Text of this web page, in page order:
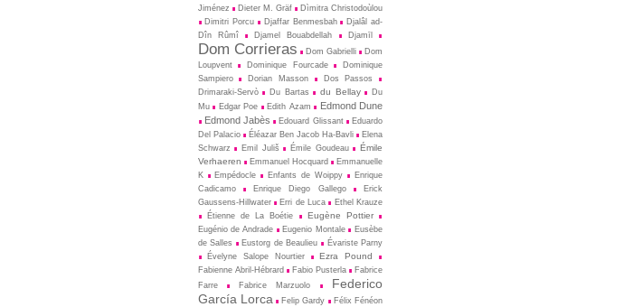
Jiménez
Dieter M. Gräf
Dìmitra Christodoùlou
Dimitri Porcu
Djaffar Benmesbah
Djalâl ad-
Dîn Rûmî
Djamel Bouabdellah Djamīl
Dom Corrieras Dom Gabrielli
Dom
Loupvent
Dominique Fourcade
Dominique
Sampiero
Dorian Masson
Dos Passos
Drimaraki-Servò
Du Bartas du Bellay
Du
Mu
Edgar Poe Edith Azam
Edmond Dune
Edmond Jabès
Edouard Glissant
Eduardo
Del Palacio
Éléazar Ben Jacob Ha-Bavli
Elena
Schwarz
Emil Juliš Émile Goudeau
Émile
Verhaeren
Emmanuel Hocquard
Emmanuelle
K
Empédocle Enfants de Woippy
Enrique
Cadicamo
Enrique Diego Gallego
Erick
Gaussens-Hillwater
Erri de Luca
Ethel Krauze
Étienne de La Boétie
Eugène Pottier
Eugénio de Andrade Eugenio Montale
Eusèbe
de Salles
Eustorg de Beaulieu
Évariste Parny
Évelyne Salope Nourtier
Ezra Pound
Fabienne Abril-Hébrard Fabio Pusterla
Fabrice
Farre
Fabrice Marzuolo
Federico
García Lorca
Felip Gardy
Félix Fénéon